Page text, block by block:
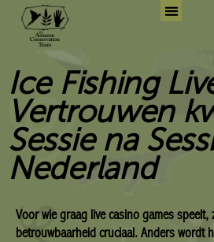
content
Ice Fishing
Vertrouwen
Sessie na
Nederland
Voor wie graag live casino games
betrouwbaarheid cruciaal. Anders wordt